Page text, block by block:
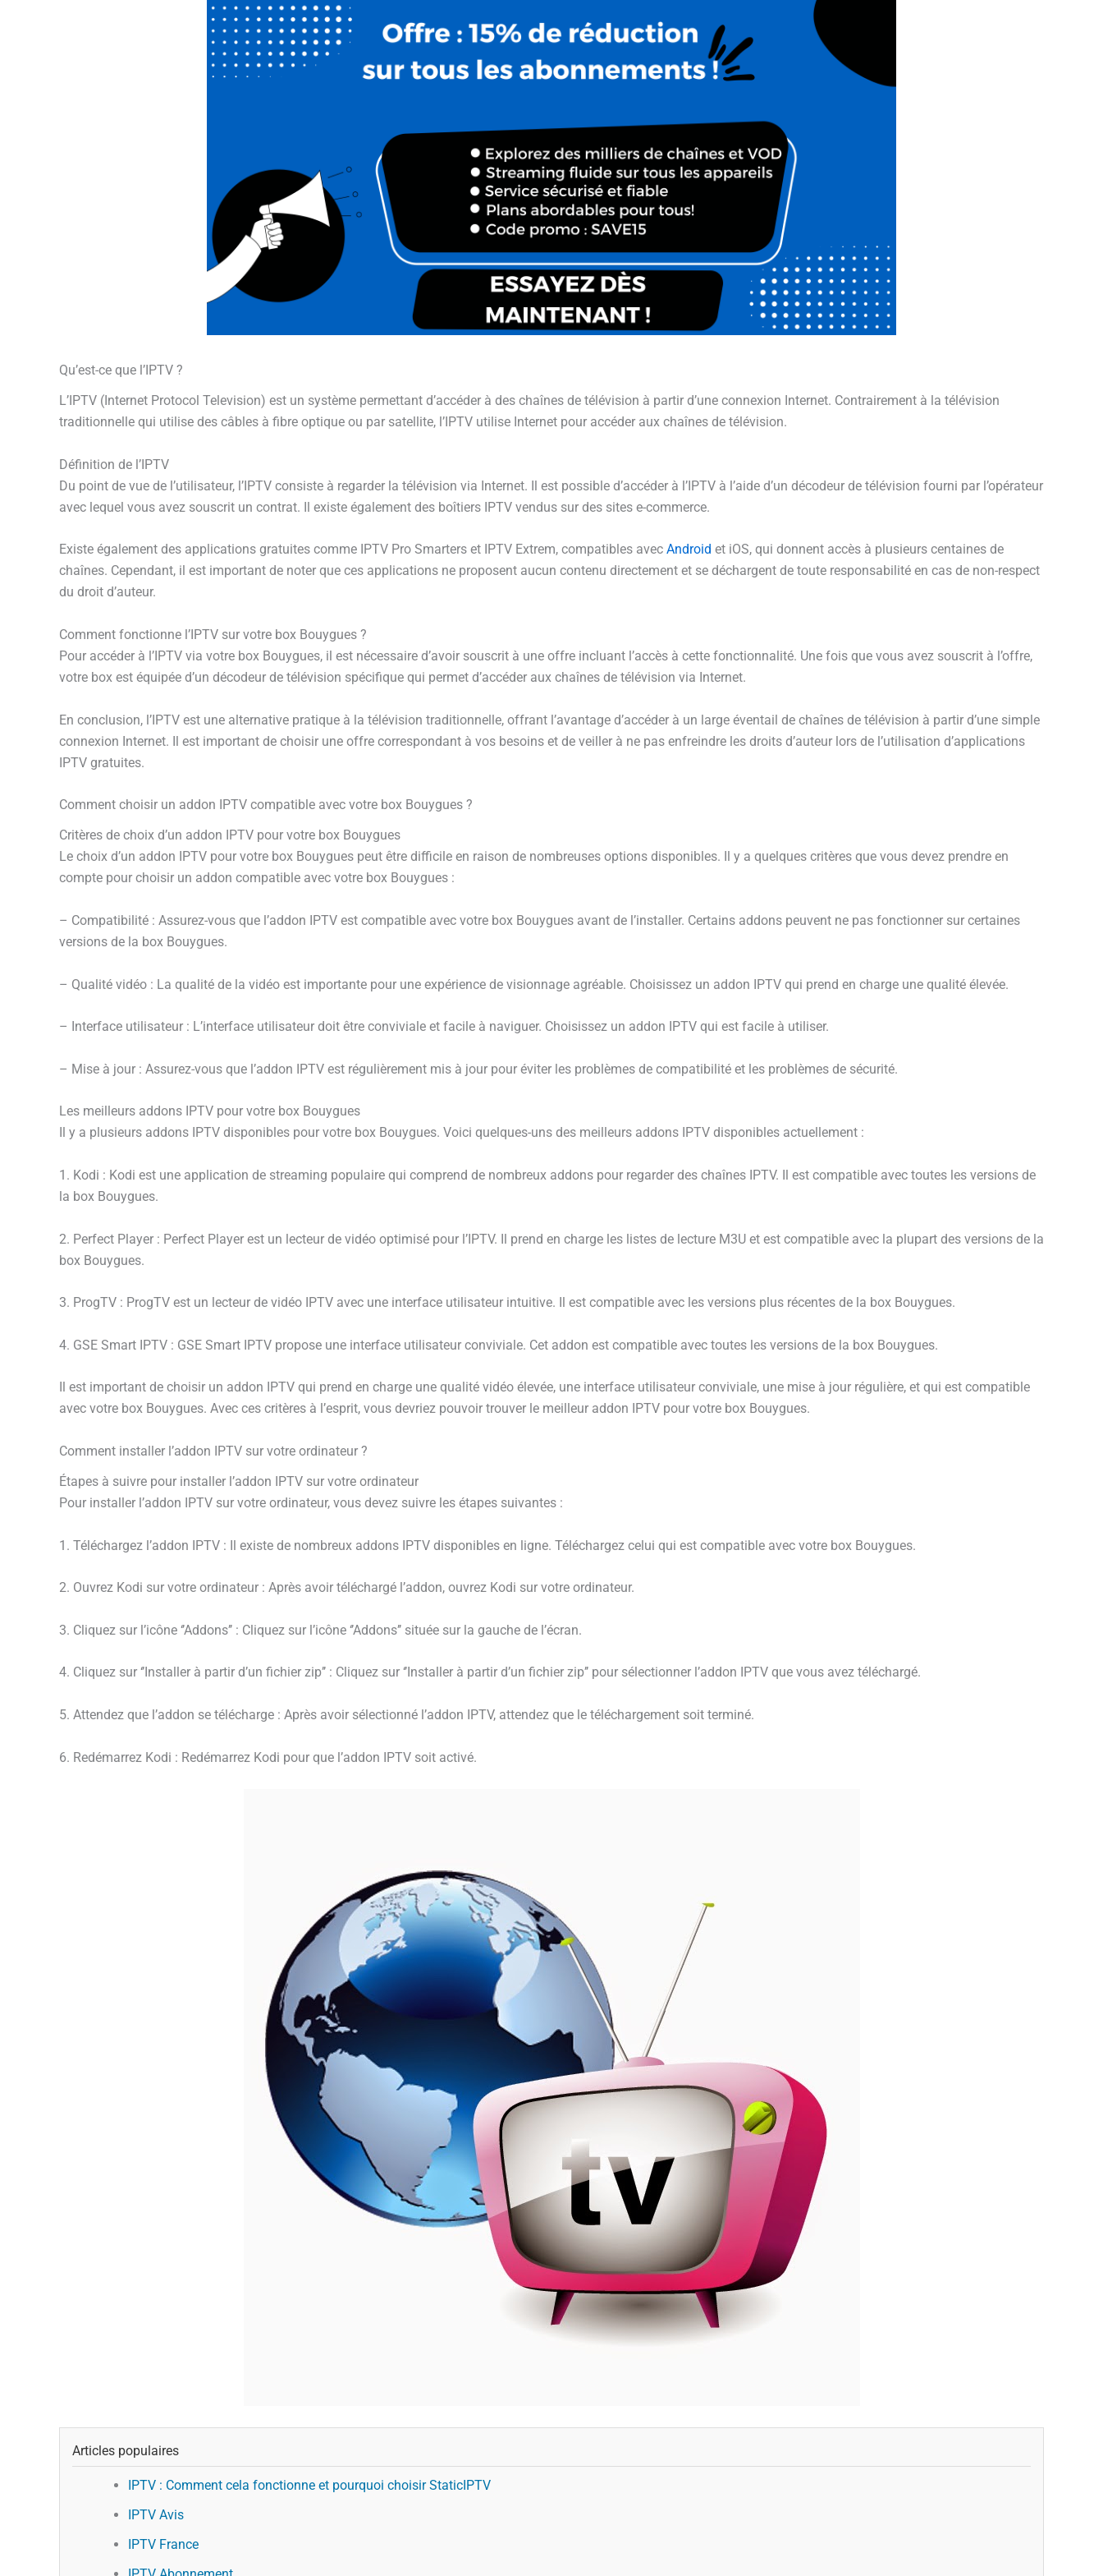
Qu’est-ce que l’IPTV ?
L’IPTV (Internet Protocol Television) est un système permettant d’accéder à des chaînes de télévision à partir d’une connexion Internet. Contrairement à la télévision
traditionnelle qui utilise des câbles à fibre optique ou par satellite, l’IPTV utilise Internet pour accéder aux chaînes de télévision.
Définition de l’IPTV
Du point de vue de l’utilisateur, l’IPTV consiste à regarder la télévision via Internet. Il est possible d’accéder à l’IPTV à l’aide d’un décodeur de télévision fourni par l’opérateur
avec lequel vous avez souscrit un contrat. Il existe également des boîtiers IPTV vendus sur des sites e-commerce.
Existe également des applications gratuites comme IPTV Pro Smarters et IPTV Extrem, compatibles avec Android et iOS, qui donnent accès à plusieurs centaines de
chaînes. Cependant, il est important de noter que ces applications ne proposent aucun contenu directement et se déchargent de toute responsabilité en cas de non-respect
du droit d’auteur.
Comment fonctionne l’IPTV sur votre box Bouygues ?
Pour accéder à l’IPTV via votre box Bouygues, il est nécessaire d’avoir souscrit à une offre incluant l’accès à cette fonctionnalité. Une fois que vous avez souscrit à l’offre,
votre box est équipée d’un décodeur de télévision spécifique qui permet d’accéder aux chaînes de télévision via Internet.
En conclusion, l’IPTV est une alternative pratique à la télévision traditionnelle, offrant l’avantage d’accéder à un large éventail de chaînes de télévision à partir d’une simple
connexion Internet. Il est important de choisir une offre correspondant à vos besoins et de veiller à ne pas enfreindre les droits d’auteur lors de l’utilisation d’applications
IPTV gratuites.
Comment choisir un addon IPTV compatible avec votre box Bouygues ?
Critères de choix d’un addon IPTV pour votre box Bouygues
Le choix d’un addon IPTV pour votre box Bouygues peut être difficile en raison de nombreuses options disponibles. Il y a quelques critères que vous devez prendre en
compte pour choisir un addon compatible avec votre box Bouygues :
– Compatibilité : Assurez-vous que l’addon IPTV est compatible avec votre box Bouygues avant de l’installer. Certains addons peuvent ne pas fonctionner sur certaines
versions de la box Bouygues.
– Qualité vidéo : La qualité de la vidéo est importante pour une expérience de visionnage agréable. Choisissez un addon IPTV qui prend en charge une qualité élevée.
– Interface utilisateur : L’interface utilisateur doit être conviviale et facile à naviguer. Choisissez un addon IPTV qui est facile à utiliser.
– Mise à jour : Assurez-vous que l’addon IPTV est régulièrement mis à jour pour éviter les problèmes de compatibilité et les problèmes de sécurité.
Les meilleurs addons IPTV pour votre box Bouygues
Il y a plusieurs addons IPTV disponibles pour votre box Bouygues. Voici quelques-uns des meilleurs addons IPTV disponibles actuellement :
1. Kodi : Kodi est une application de streaming populaire qui comprend de nombreux addons pour regarder des chaînes IPTV. Il est compatible avec toutes les versions de
la box Bouygues.
2. Perfect Player : Perfect Player est un lecteur de vidéo optimisé pour l’IPTV. Il prend en charge les listes de lecture M3U et est compatible avec la plupart des versions de la
box Bouygues.
3. ProgTV : ProgTV est un lecteur de vidéo IPTV avec une interface utilisateur intuitive. Il est compatible avec les versions plus récentes de la box Bouygues.
4. GSE Smart IPTV : GSE Smart IPTV propose une interface utilisateur conviviale. Cet addon est compatible avec toutes les versions de la box Bouygues.
Il est important de choisir un addon IPTV qui prend en charge une qualité vidéo élevée, une interface utilisateur conviviale, une mise à jour régulière, et qui est compatible
avec votre box Bouygues. Avec ces critères à l’esprit, vous devriez pouvoir trouver le meilleur addon IPTV pour votre box Bouygues.
Comment installer l’addon IPTV sur votre ordinateur ?
Étapes à suivre pour installer l’addon IPTV sur votre ordinateur
Pour installer l’addon IPTV sur votre ordinateur, vous devez suivre les étapes suivantes :
1. Téléchargez l’addon IPTV : Il existe de nombreux addons IPTV disponibles en ligne. Téléchargez celui qui est compatible avec votre box Bouygues.
2. Ouvrez Kodi sur votre ordinateur : Après avoir téléchargé l’addon, ouvrez Kodi sur votre ordinateur.
3. Cliquez sur l’icône ‘’Addons’’ : Cliquez sur l’icône ‘’Addons’’ située sur la gauche de l’écran.
4. Cliquez sur ‘’Installer à partir d’un fichier zip’’ : Cliquez sur ‘’Installer à partir d’un fichier zip’’ pour sélectionner l’addon IPTV que vous avez téléchargé.
5. Attendez que l’addon se télécharge : Après avoir sélectionné l’addon IPTV, attendez que le téléchargement soit terminé.
6. Redémarrez Kodi : Redémarrez Kodi pour que l’addon IPTV soit activé.
Articles populaires
IPTV : Comment cela fonctionne et pourquoi choisir StaticIPTV
IPTV Avis
IPTV France